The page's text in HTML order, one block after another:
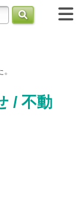
/ 不動